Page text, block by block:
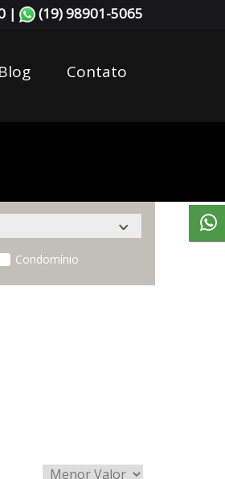
| (19) 98901-5065
Blog Contato
Condomínio